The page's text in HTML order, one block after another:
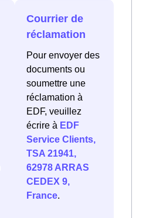
Courrier de
réclamation
Pour envoyer des
documents ou
soumettre une
réclamation à
EDF, veuillez
écrire à EDF
Service Clients,
TSA 21941,
62978 ARRAS
CEDEX 9,
France.